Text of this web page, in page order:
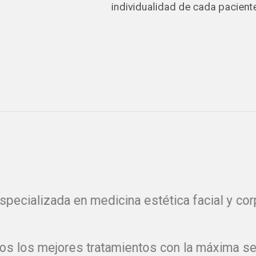
individualidad de cada
en medicina estética facial y
los mejores tratamientos con la máxima